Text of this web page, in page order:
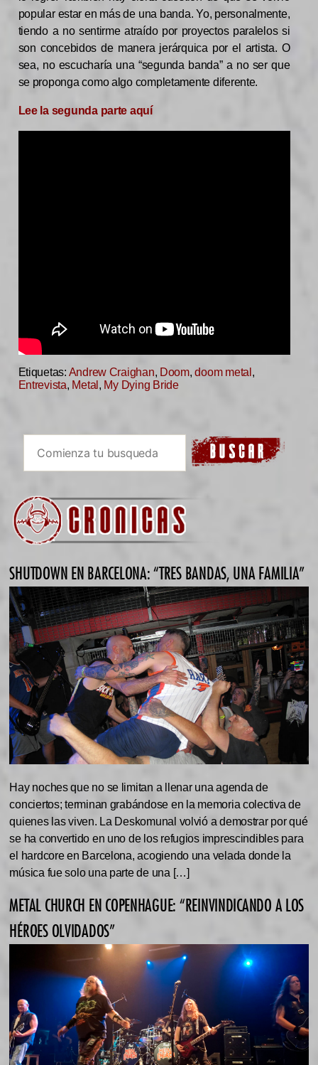
popular estar en más de una banda. Yo, personalmente,
tiendo a no sentirme atraído por proyectos paralelos si
son concebidos de manera jerárquica por el artista. O
sea, no escucharía una “segunda banda” a no ser que
se proponga como algo completamente diferente.
Lee la segunda parte aquí
Etiquetas: Andrew Craighan, Doom,doom metal ,
Entrevista, Metal , My Dying Bride
SHUTDOWN EN BARCELONA: “TRES BANDAS, UNA FAMILIA”
Hay noches que no se limitan a llenar una agenda de
conciertos; terminan grabándose en la memoria colectiva de
quienes las viven. La Deskomunal volvió a demostrar por qué
se ha convertido en uno de los refugios imprescindibles para
el hardcore en Barcelona, acogiendo una velada donde la
música fue solo una parte de una […]
METAL CHURCH EN COPENHAGUE: “REINVINDICANDO A LOS
HÉROES OLVIDADOS”